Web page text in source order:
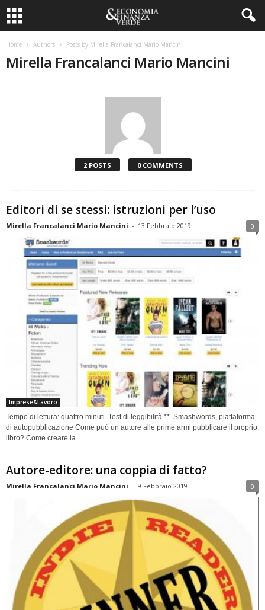
Home Authors Posts by Mirella Francalanci Mario Mancini
Mirella Francalanci Mario Mancini
2 POSTS 0 COMMENTS
Editori di se stessi: istruzioni per l’uso
Mirella Francalanci Mario Mancini - 13 Febbraio 2019 0
Imprese&Lavoro
Tempo di lettura: quattro minuti. Test di leggibilità **. Smashwords, piattaforma
di autopubblicazione Come può un autore alle prime armi pubblicare il proprio
libro? Come creare la...
Autore-editore: una coppia di fatto?
Mirella Francalanci Mario Mancini - 9 Febbraio 2019 0